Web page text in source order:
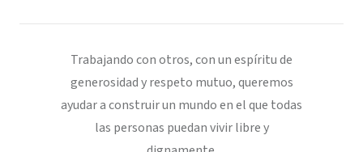
Trabajando con otros, con un espíritu de
generosidad y respeto mutuo, queremos
ayudar a construir un mundo en el que todas
las personas puedan vivir libre y